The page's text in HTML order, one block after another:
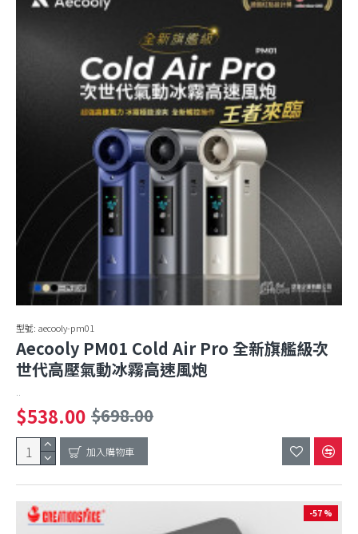
型號: aecooly-pm01
Aecooly PM01 Cold Air Pro 全新旗艦級次
世代高壓氣動冰霧高速風炮
..
$538.00 $698.00
加入購物車
-57 %